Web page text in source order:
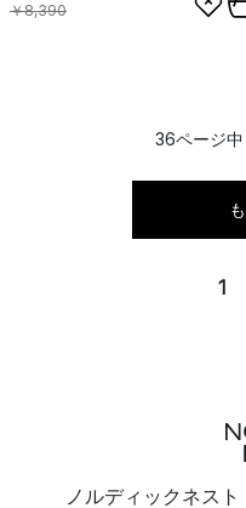
￥8,390
36ページ
1
ノルディックネス